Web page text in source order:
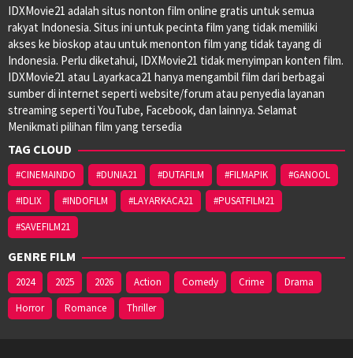
IDXMovie21 adalah situs nonton film online gratis untuk semua
rakyat Indonesia. Situs ini untuk pecinta film yang tidak memiliki
akses ke bioskop atau untuk menonton film yang tidak tayang di
Indonesia. Perlu diketahui, IDXMovie21 tidak menyimpan konten film.
IDXMovie21 atau Layarkaca21 hanya mengambil film dari berbagai
sumber di internet seperti website/forum atau penyedia layanan
streaming seperti YouTube, Facebook, dan lainnya. Selamat
Menikmati pilihan film yang tersedia
TAG CLOUD
#CINEMAINDO #DUNIA21 #DUTAFILM #FILMAPIK
#GANOOL
#IDLIX
#INDOFILM #LAYARKACA21
#PUSATFILM21
#SAVEFILM21
GENRE FILM
2024 2025 2026 Action Comedy Crime
Drama
Horror
Romance Thriller